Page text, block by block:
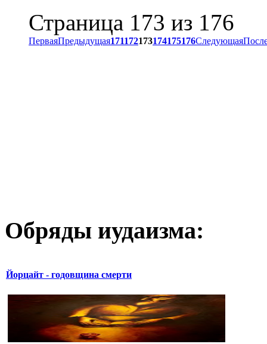
Страница 173 из 176
ПерваяПредыдущая171172173174175176Следующая
Обряды иудаизма:
Йорцайт - годовщина смерти